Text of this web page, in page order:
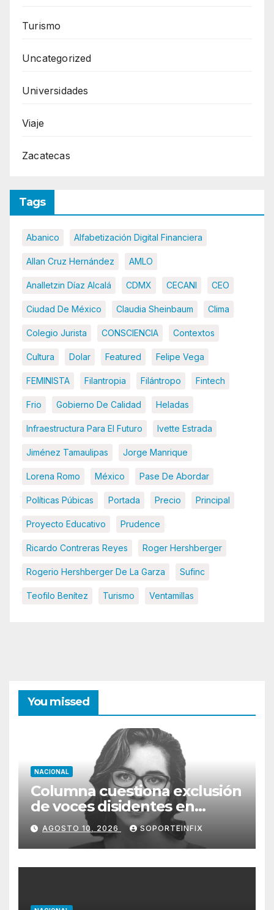
Turismo
Uncategorized
Universidades
Viaje
Zacatecas
Tags
Abanico Alfabetización Digital Financiera
Allan Cruz Hernández AMLO
Analletzin Díaz Alcalá CDMX CECANI CEO
Ciudad De México Claudia Sheinbaum Clima
Colegio Jurista CONSCIENCIA Contextos
Cultura Dolar Featured Felipe Vega
FEMINISTA Filantropia Filántropo Fintech
Frio Gobierno De Calidad Heladas
Infraestructura Para El Futuro Ivette Estrada
Jiménez Tamaulipas Jorge Manrique
Lorena Romo México Pase De Abordar
Políticas Púbicas Portada Precio Principal
Proyecto Educativo Prudence
Ricardo Contreras Reyes Roger Hershberger
Rogerio Hershberger De La Garza Sufinc
Teofilo Benítez Turismo Ventamillas
You missed
NACIONAL
Columna cuestiona exclusión
de voces disidentes en
debate sobre fracking
AGOSTO 10, 2026 SOPORTEINFIX